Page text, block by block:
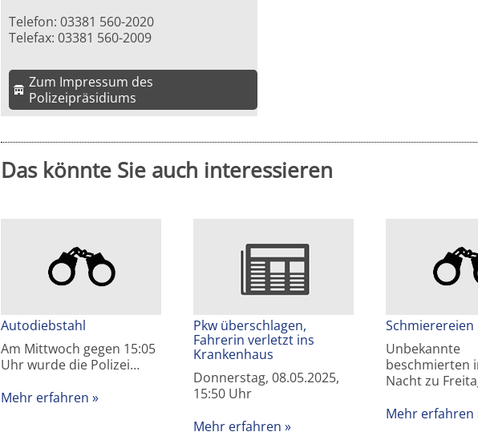
Telefon: 03381 560-2020
Telefax: 03381 560-2009
Zum Impressum des
Polizeipräsidiums
Das könnte Sie auch interessieren
Autodiebstahl
Am Mittwoch gegen 15:05
Uhr wurde die Polizei…
Mehr erfahren
Pkw überschlagen,
Fahrerin verletzt ins
Krankenhaus
Donnerstag, 08.05.2025,
15:50 Uhr
Mehr erfahren
Schmierereien
Unbekannte
beschmierten
Nacht zu
Mehr erfahren